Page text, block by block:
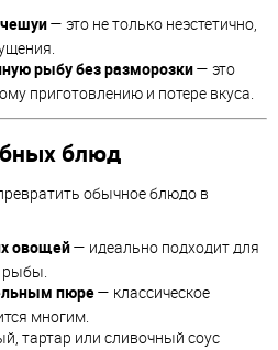
— это не только неэстетично,
рыбу без разморозки— это
приготовлению и потере вкуса.
блюд
обычное блюдо в
овощей— идеально подходит для
рыбы.
пюре— классическое
многим.
тартар или сливочный соус